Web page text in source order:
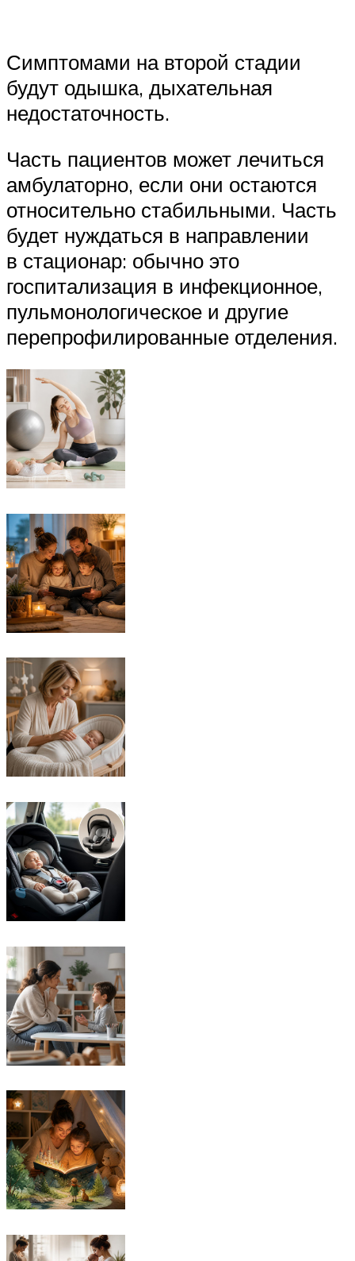
Симптомами на второй стадии
будут одышка, дыхательная
недостаточность.
Часть пациентов может лечиться
амбулаторно, если они остаются
относительно стабильными. Часть
будет нуждаться в направлении
в стационар: обычно это
госпитализация в инфекционное,
пульмонологическое и другие
перепрофилированные отделения.